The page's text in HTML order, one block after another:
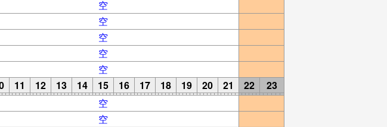
空
空
空
空
空
11 12 13 14 15 16 17 18 19 20 21 22
23
空
空